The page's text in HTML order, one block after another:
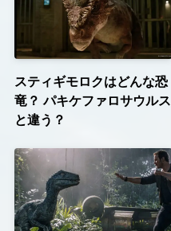
スティギモロクはどんな恐
竜？ パキケファロサウルス
と違う？